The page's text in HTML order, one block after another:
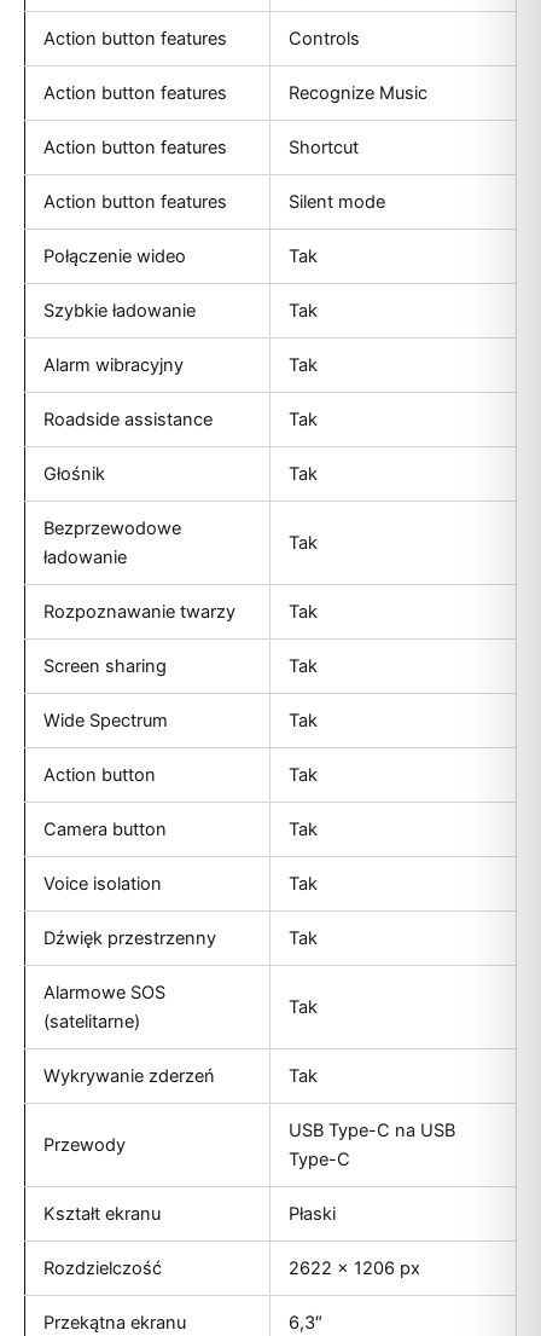
Action button features Controls
Action button features Recognize Music
Action button features Shortcut
Action button features Silent mode
Połączenie wideo Tak
Szybkie ładowanie Tak
Alarm wibracyjny Tak
Roadside assistance Tak
Głośnik Tak
Bezprzewodowe
ładowanie
Tak
Rozpoznawanie twarzy Tak
Screen sharing Tak
Wide Spectrum Tak
Action button Tak
Camera button Tak
Voice isolation Tak
Dźwięk przestrzenny Tak
Alarmowe SOS
(satelitarne)
Tak
Wykrywanie zderzeń Tak
Przewody
USB Type-C na USB
Type-C
Kształt ekranu Płaski
Rozdzielczość 2622 x 1206 px
Przekątna ekranu 6,3″